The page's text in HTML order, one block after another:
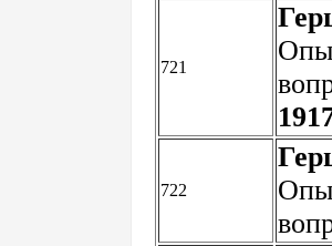
721
722